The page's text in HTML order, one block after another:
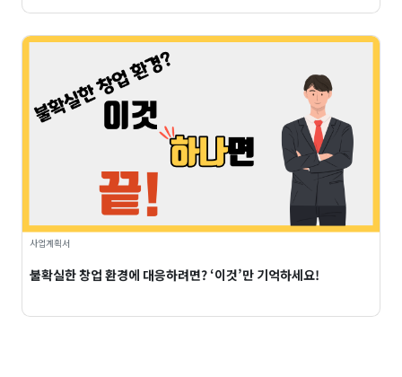
사업계획서
불확실한 창업 환경에 대응하려면? ‘이것’만 기억하세요!